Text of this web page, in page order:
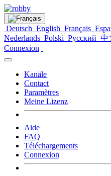
Deutsch English Français
Nederlands Polski Русский 中
Connexion
Kanäle
Contact
Paramètres
Meine Lizenz
Aide
FAQ
Téléchargements
Connexion